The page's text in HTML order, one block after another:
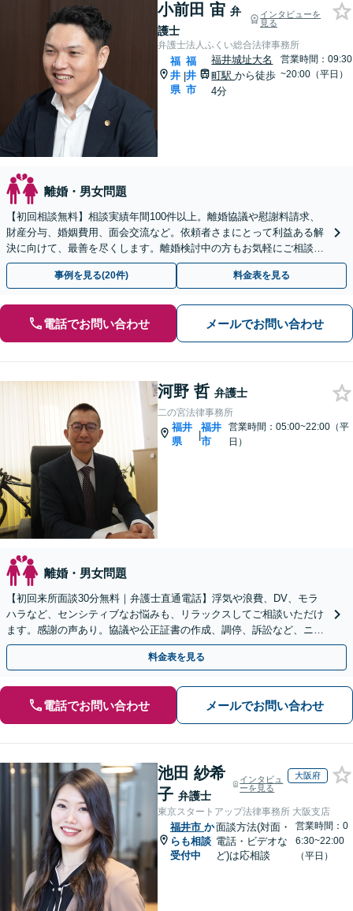
小前田 宙 弁
護士
インタビューを
見る
弁護士法人ふくい総合法律事務所
福
井
県
|
福
井
市
福井城址大名
町駅から徒歩
4分
営業時間：09:30
~20:00（平日）
離婚・男女問題
【初回相談無料】相談実績年間100件以上。離婚協議や慰謝料請求、
財産分与、婚姻費用、面会交流など。依頼者さまにとって利益ある解
決に向けて、最善を尽くします。離婚検討中の方もお気軽にご相談を
【福井駅7分】【無料相談会実施】【完全個室で対応】
事例を見る(20件) 料金表を見る
電話でお問い合わせ メールでお問い合わせ
河野 哲 弁護士
二の宮法律事務所
福井
県
|
福井
市
営業時間：05:00~22:00（平
日）
離婚・男女問題
【初回来所面談30分無料｜弁護士直通電話】浮気や浪費、DV、モラ
ハラなど、センシティブなお悩みも、リラックスしてご相談いただけ
ます。感謝の声あり。協議や公正証書の作成、調停、訴訟など、ニー
ズに応じた解決をご一緒に考えます【駐車場あり】
料金表を見る
電話でお問い合わせ メールでお問い合わせ
池田 紗希
子 弁護士
インタビュ
ーを見る
大阪府
東京スタートアップ法律事務所 大阪支店
福井市 か
らも相談
受付中
面談方法(対面・
電話・ビデオな
ど)は応相談
営業時間：0
6:30~22:00
（平日）